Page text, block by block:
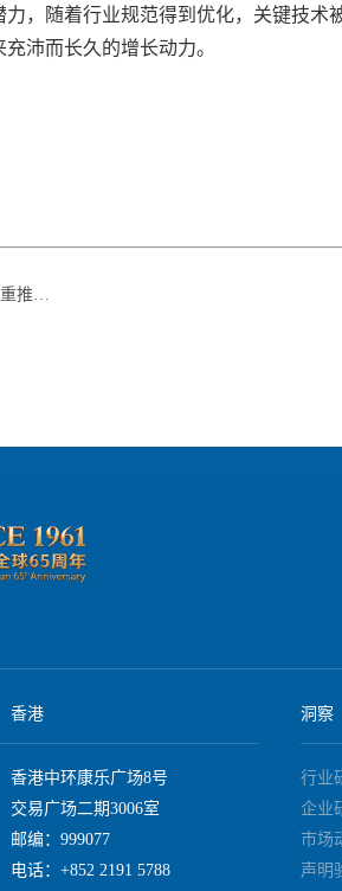
，随着行业规范得到优化，关键技
沛而长久的增长动力。
发展
香港
香港中环康乐广场8号
交易广场二期3006室
邮编：999077
电话：+852 2191 5788
洞察
行业
企业
市场
声明